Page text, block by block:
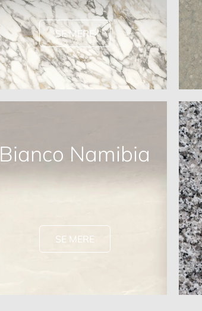
SE MERE
Bianco Namibia
SE MERE